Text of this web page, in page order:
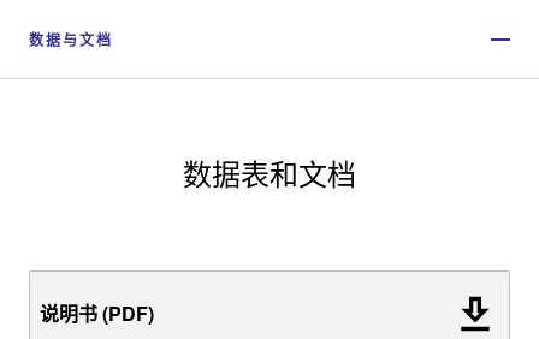
数据与文档
数据表和文档
说明书 (PDF)